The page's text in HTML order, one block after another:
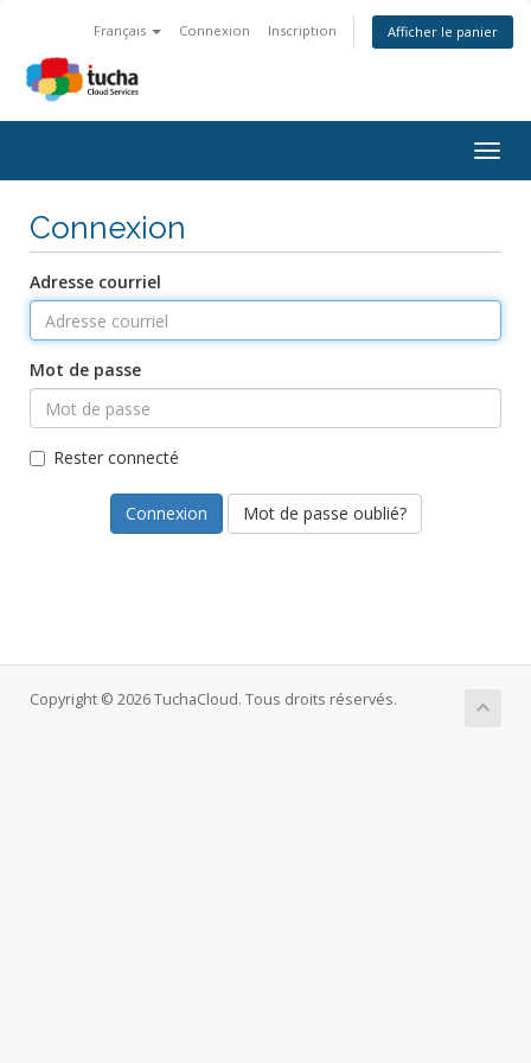
Français Connexion Inscription Afficher le panier
Connexion
Adresse courriel
Mot de passe
Rester connecté
Mot de passe oublié?
Copyright © 2026 TuchaCloud. Tous droits réservés.